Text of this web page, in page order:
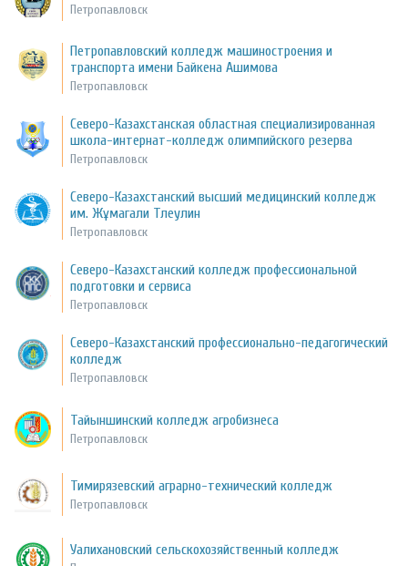
Петропавловск
Петропавловский колледж машиностроения и
транспорта имени Байкена Ашимова
Петропавловск
Северо-Казахстанская областная специализированная
школа-интернат-колледж олимпийского резерва
Петропавловск
Северо-Казахстанский высший медицинский колледж
им. Жұмагали Тлеулин
Петропавловск
Северо-Казахстанский колледж профессиональной
подготовки и сервиса
Петропавловск
Северо-Казахстанский профессионально-педагогический
колледж
Петропавловск
Тайыншинский колледж агробизнеса
Петропавловск
Тимирязевский аграрно-технический колледж
Петропавловск
Уалихановский сельскохозяйственный колледж